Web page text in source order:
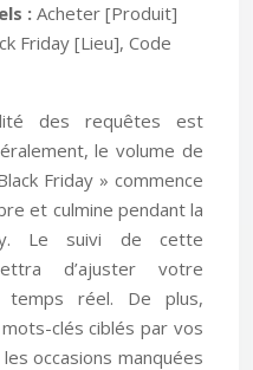
: Acheter [Produit]
Friday [Lieu], Code
des requêtes est
le volume de
Friday » commence
et culmine pendant la
Le suivi de cette
d’ajuster votre
réel. De plus,
clés ciblés par vos
occasions manquées